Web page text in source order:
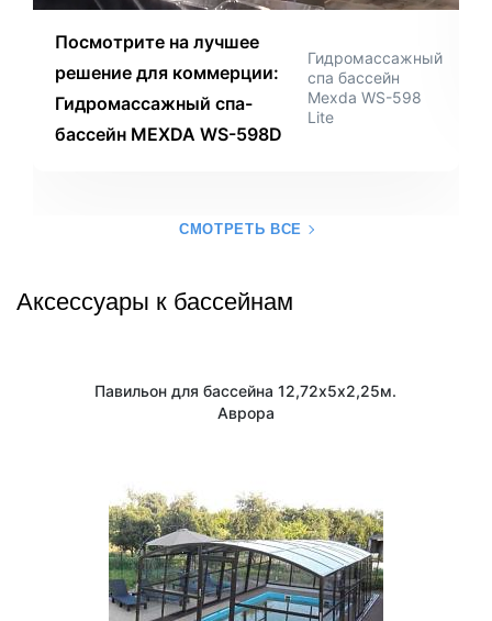
Посмотрите на лучшее
решение для коммерции:
Гидромассажный спа-
бассейн MEXDA WS-598D
Гидромассажный
спа бассейн
Mexda WS-598
Lite
СМОТРЕТЬ ВСЕ
Аксессуары к бассейнам
Павильон для бассейна 12,72х5х2,25м.
Аврора